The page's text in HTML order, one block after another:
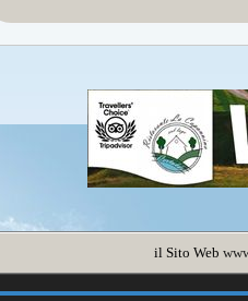
il Sito Web